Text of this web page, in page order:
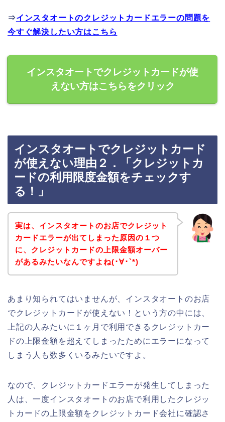
⇒インスタオートのクレジットカードエラーの問題を
今すぐ解決したい方はこちら
インスタオートでクレジットカードが使
えない方はこちらをクリック
インスタオートでクレジットカード
が使えない理由２．「クレジットカ
ードの利用限度金額をチェックす
る！」
実は、インスタオートのお店でクレジット
カードエラーが出てしまった原因の１つ
に、クレジットカードの上限金額オーバー
があるみたいなんですよね(･∀･`*)
あまり知られてはいませんが、インスタオートのお店
でクレジットカードが使えない！という方の中には、
上記の人みたいに１ヶ月で利用できるクレジットカー
ドの上限金額を超えてしまったためにエラーになって
しまう人も数多くいるみたいですよ。
なので、クレジットカードエラーが発生してしまった
人は、一度インスタオートのお店で利用したクレジッ
トカードの上限金額をクレジットカード会社に確認さ